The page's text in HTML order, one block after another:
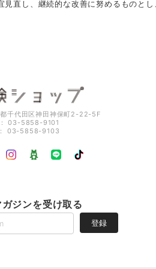
直し、継続的な改善に努めるものと
千代田区神田神保町2-22-5F
03-5858-9101
03-5858-9103
ジンを受け取る
登録